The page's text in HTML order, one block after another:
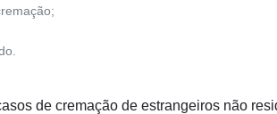
de cremação de estrangeiros não